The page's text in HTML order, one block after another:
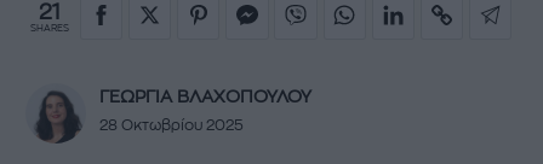
21
SHARES
ΓΕΩΡΓΙΑ ΒΛΑΧΟΠΟΥΛΟΥ
28 Οκτωβρίου 2025